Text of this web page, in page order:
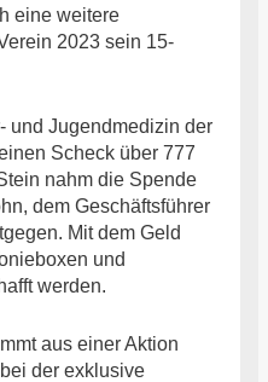
eine weitere
2023 sein 15-
und Jugendmedizin der
Scheck über 777
nahm die Spende
dem Geschäftsführer
Mit dem Geld
und
werden.
aus einer Aktion
der exklusive